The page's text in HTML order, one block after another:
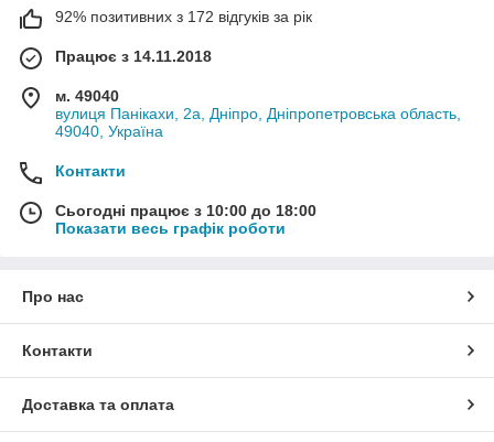
92% позитивних з 172 відгуків за рік
Працює з 14.11.2018
м. 49040
вулиця Панікахи, 2а, Дніпро, Дніпропетровська область,
49040, Україна
Контакти
Сьогодні працює з 10:00 до 18:00
Показати весь графік роботи
Про нас
Контакти
Доставка та оплата